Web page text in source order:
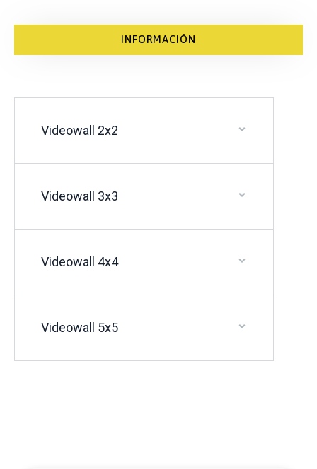
INFORMACIÓN
Videowall 2x2
Videowall 3x3
Videowall 4x4
Videowall 5x5